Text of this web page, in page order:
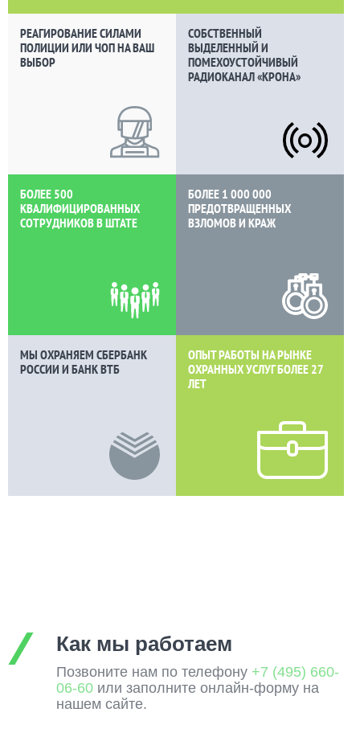
РЕАГИРОВАНИЕ СИЛАМИ
ПОЛИЦИИ ИЛИ ЧОП НА ВАШ
ВЫБОР
СОБСТВЕННЫЙ
ВЫДЕЛЕННЫЙ И
ПОМЕХОУСТОЙЧИВЫЙ
РАДИОКАНАЛ «КРОНА»
БОЛЕЕ 500
КВАЛИФИЦИРОВАННЫХ
СОТРУДНИКОВ В ШТАТЕ
БОЛЕЕ 1 000 000
ПРЕДОТВРАЩЕННЫХ
ВЗЛОМОВ И КРАЖ
МЫ ОХРАНЯЕМ СБЕРБАНК
РОССИИ И БАНК ВТБ
ОПЫТ РАБОТЫ НА РЫНКЕ
ОХРАННЫХ УСЛУГ БОЛЕЕ 27
ЛЕТ
Как мы работаем
Позвоните нам по телефону +7 (495) 660-
06-60 или заполните онлайн-форму на
нашем сайте.